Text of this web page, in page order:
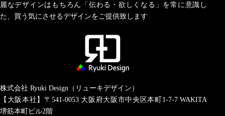
麗なデザインはもちろん「伝わる・欲しくなる」を常に意識し
た、買う気にさせるデザインをご提供致します
株式会社 Ryuki Design（リューキデザイン）
【大阪本社】〒541-0053大阪府大阪市中央区本町1-7-7 WAKITA
堺筋本町ビル2階